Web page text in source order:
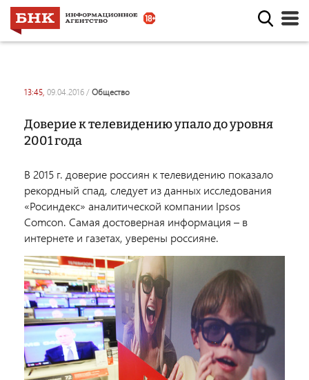
13:45, 09.04.2016 / общество
Доверие к телевидению упало до уровня
2001 года
В 2015 г. доверие россиян к телевидению показало
рекордный спад, следует из данных исследования
«Росиндекс» аналитической компании Ipsos
Comcon. Самая достоверная информация – в
интернете и газетах, уверены россияне.